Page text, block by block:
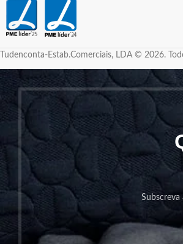
Tudenconta-Estab.Comerciais, LDA © 2026.